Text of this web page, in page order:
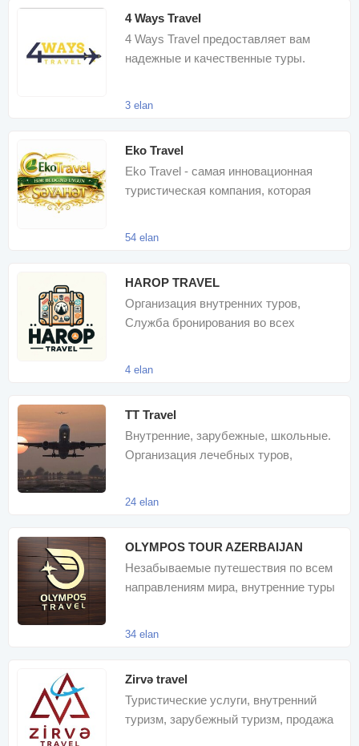
4 Ways Travel
4 Ways Travel предоставляет вам
надежные и качественные туры.
3 elan
Eko Travel
Eko Travel - самая инновационная
туристическая компания, которая
54 elan
HAROP TRAVEL
Организация внутренних туров,
Служба бронирования во всех
4 elan
TT Travel
Внутренние, зарубежные, школьные.
Организация лечебных туров,
24 elan
OLYMPOS TOUR AZERBAIJAN
Незабываемые путешествия по всем
направлениям мира, внутренние туры
34 elan
Zirvə travel
Туристические услуги, внутренний
туризм, зарубежный туризм, продажа